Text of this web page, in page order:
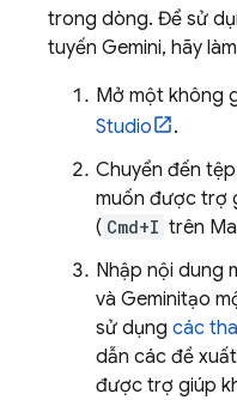
trong dòng. Để sử
tuyến Gemini, hãy
Mở một không
Studio
.
Chuyển đến
muốn được trợ
( Cmd+I trên
Nhập nội dung
và Geminitạo
sử dụng các
dẫn các đề
được trợ giúp